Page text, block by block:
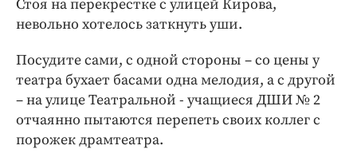
Стоя на перекрестке с улицей Кирова,
невольно хотелось заткнуть уши.
Посудите сами, с одной стороны – со цены у
театра бухает басами одна мелодия, а с другой
– на улице Театральной - учащиеся ДШИ № 2
отчаянно пытаются перепеть своих коллег с
порожек драмтеатра.